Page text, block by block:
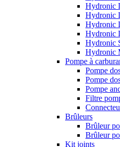
Hydronic
Hydronic
Hydronic
Hydronic
Hydronic
Hydronic
Pompe à
Pompe
Pompe
Pompe
Filtre
Brûleurs
Brûleur
Brûleur
Kit joints